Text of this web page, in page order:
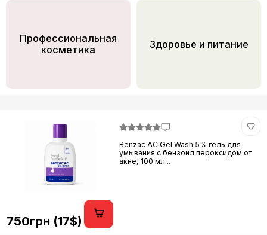
Профессиональная
косметика
Здоровье и питание
Benzac AC Gel Wash 5% гель для
умывания с бензоил пероксидом от
акне, 100 мл...
750грн (17$)